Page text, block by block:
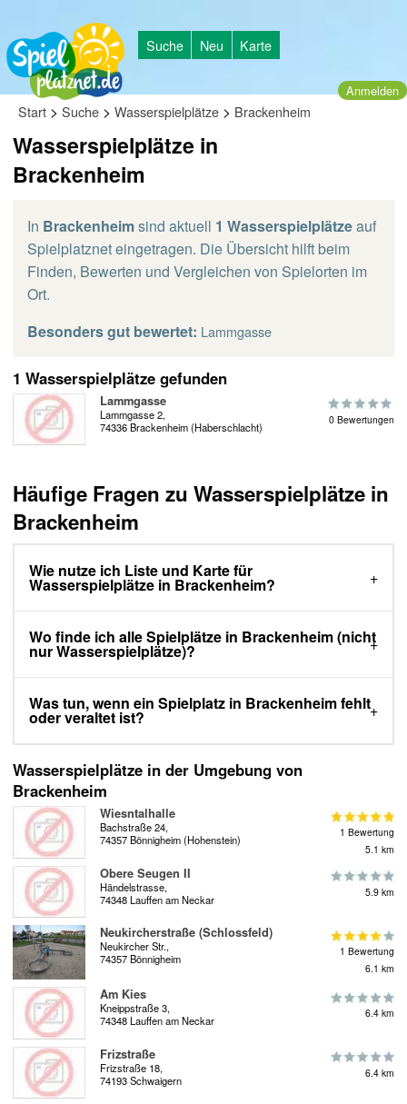
Suche Neu Karte
Anmelden
Start > Suche > Wasserspielplätze > Brackenheim
Wasserspielplätze in
Brackenheim
In Brackenheimsind aktuell 1 Wasserspielplätzeauf
Spielplatznet eingetragen. Die Übersicht hilft beim
Finden, Bewerten und Vergleichen von Spielorten im
Ort.
Besonders gut bewertet: Lammgasse
1 Wasserspielplätze gefunden
Lammgasse
Lammgasse 2,
74336 Brackenheim (Haberschlacht)
0 Bewertungen
Häufige Fragen zu Wasserspielplätze in
Brackenheim
Wie nutze ich Liste und Karte für
Wasserspielplätze in Brackenheim?
Wo finde ich alle Spielplätze in Brackenheim (nicht
nur Wasserspielplätze)?
Was tun, wenn ein Spielplatz in Brackenheim fehlt
oder veraltet ist?
Wasserspielplätze in der Umgebung von
Brackenheim
Wiesntalhalle
Bachstraße 24,
74357 Bönnigheim (Hohenstein)
1 Bewertung
5.1 km
Obere Seugen II
Händelstrasse,
74348 Lauffen am Neckar
5.9 km
Neukircherstraße (Schlossfeld)
Neukircher Str.,
74357 Bönnigheim
1 Bewertung
6.1 km
Am Kies
Kneippstraße 3,
74348 Lauffen am Neckar
6.4 km
Frizstraße
Frizstraße 18,
74193 Schwaigern
6.4 km